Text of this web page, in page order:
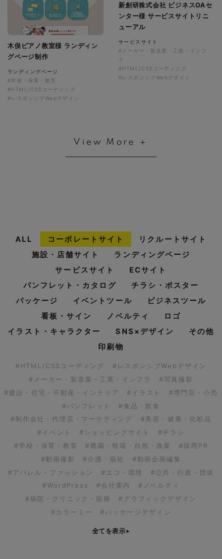
新創研株式会社 ビジネスOAセ
ンター様 サービスサイトリニ
ューアル
サービスサイト
#メーカー・製造業・工業・インフ
ラ
#HTML/CSSコーディング
#レスポンシブWebデザイン
木俣ピアノ教室様 ランディン
グページ制作
ランディングページ
#学校・保育・教育
#HTML/CSSコーディング
#レスポンシブWebデザイン
View More ＋
ALL コーポレートサイト
リクルートサイト
施設・店舗サイト
ランディングページ
サービスサイト
ECサイト
パンフレット・カタログ
チラシ・ポスター
パッケージ
イベントツール
ビジネスツール
看板・サイン
ノベルティ
ロゴ
イラスト・キャラクター
SNS×デザイン
その他
印刷物
#HTML/CSSコーディング
#レスポンシブWebデザイン
#メーカー・製造業・工業・インフラ
#写真撮影
#建設・住宅・不動産・インテリア
#イラスト
#専門店・小売
#パンフレット
#食品・飲食
#制作会社・代理店・マーケティング
#美容・健康・化粧品
#イベント
#ショッピングサイト
#チラシ
#学校・保育・教育
#農園・牧場・自然・漁業
#採用PR
#動画撮影
#介護・福祉
#動画企画編集
#アパレル・ファッション
#エコ・環境
#公共・行政・団体
#WordPress
#会社案内
#ノベルティ
#病院・クリニック・医療
#グラフィックデザイン
#カラーミー
#パッケージデザイン
全てを表示+